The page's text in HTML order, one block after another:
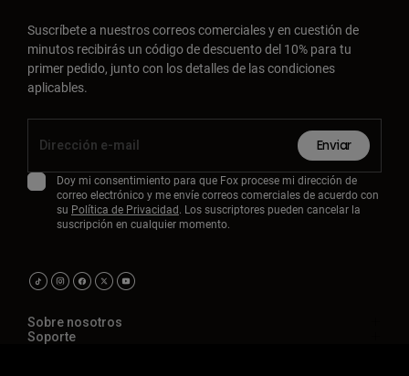
Suscríbete a nuestros correos comerciales y en cuestión de
minutos recibirás un código de descuento del 10% para tu
primer pedido, junto con los detalles de las condiciones
aplicables.
Enviar
Doy mi consentimiento para que Fox procese mi dirección de
correo electrónico y me envíe correos comerciales de acuerdo con
su Política de Privacidad. Los suscriptores pueden cancelar la
suscripción en cualquier momento.
Sobre nosotros
Soporte